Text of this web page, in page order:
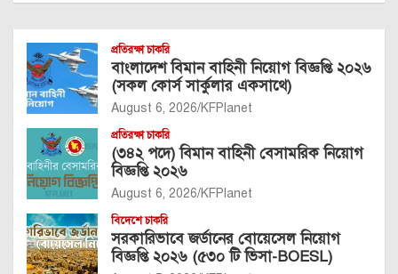
প্রতিরক্ষা চাকরি
বাংলাদেশ বিমান বাহিনী নিয়োগ বিজ্ঞপ্তি ২০২৬
(সকল কোর্স সার্কুলার একসাথে)
August 6, 2026 KFPlanet
প্রতিরক্ষা চাকরি
(৩৪২ পদে) বিমান বাহিনী বেসামরিক নিয়োগ
বিজ্ঞপ্তি ২০২৬
August 6, 2026 KFPlanet
বিদেশে চাকরি
সরকারিভাবে জর্ডানের বোয়েসেল নিয়োগ
বিজ্ঞপ্তি ২০২৬ (৫৩০ টি ভিসা-BOESL)